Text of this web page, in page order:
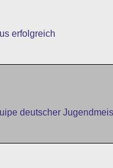
erfolgreich
deutscher